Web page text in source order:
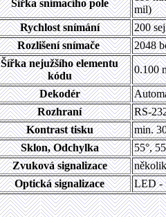
Šířka snímacího pole
mil)
Rychlost snímání
200
Rozlišení snímače
2048
Šířka nejužšího elementu
kódu
0.100
Dekodér
Rozhraní
RS-
Kontrast tisku
min.
Sklon, Odchylka
55°,
Zvuková signalizace
Optická signalizace
LED -